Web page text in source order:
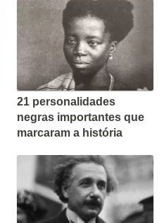
21 personalidades
negras importantes que
marcaram a história